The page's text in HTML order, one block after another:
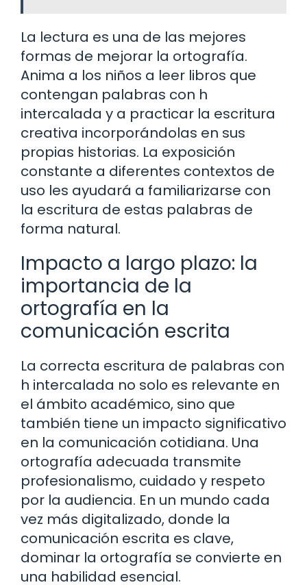
La lectura es una de las mejores
formas de mejorar la ortografía.
Anima a los niños a leer libros que
contengan palabras con h
intercalada y a practicar la escritura
creativa incorporándolas en sus
propias historias. La exposición
constante a diferentes contextos de
uso les ayudará a familiarizarse con
la escritura de estas palabras de
forma natural.
Impacto a largo plazo: la
importancia de la
ortografía en la
comunicación escrita
La correcta escritura de palabras con
h intercalada no solo es relevante en
el ámbito académico, sino que
también tiene un impacto significativo
en la comunicación cotidiana. Una
ortografía adecuada transmite
profesionalismo, cuidado y respeto
por la audiencia. En un mundo cada
vez más digitalizado, donde la
comunicación escrita es clave,
dominar la ortografía se convierte en
una habilidad esencial.